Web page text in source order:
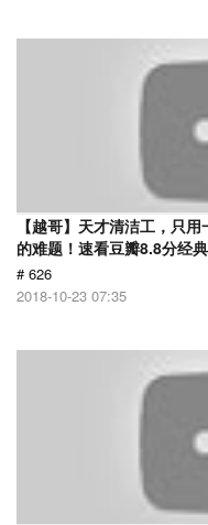
【越哥】天才清洁工，只
的难题！速看豆瓣8.8分经
# 626
2018-10-23 07:35